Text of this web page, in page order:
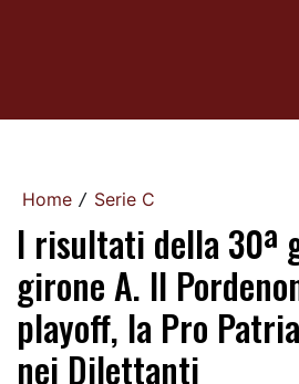
Home / Serie C
I risultati della 30ª
girone A. Il
playoff, la Pro
nei Dilettanti